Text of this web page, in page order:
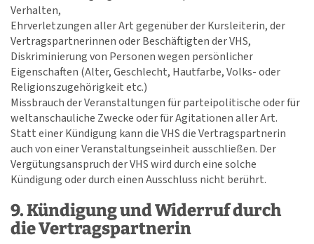
Verhalten,
Ehrverletzungen aller Art gegenüber der Kursleiterin, der
Vertragspartnerinnen oder Beschäftigten der VHS,
Diskriminierung von Personen wegen persönlicher
Eigenschaften (Alter, Geschlecht, Hautfarbe, Volks- oder
Religionszugehörigkeit etc.)
Missbrauch der Veranstaltungen für parteipolitische oder für
weltanschauliche Zwecke oder für Agitationen aller Art.
Statt einer Kündigung kann die VHS die Vertragspartnerin
auch von einer Veranstaltungseinheit ausschließen. Der
Vergütungsanspruch der VHS wird durch eine solche
Kündigung oder durch einen Ausschluss nicht berührt.
9. Kündigung und Widerruf durch
die Vertragspartnerin